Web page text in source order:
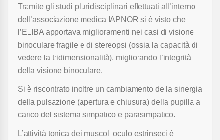
Tramite gli studi pluridisciplinari effettuati all’interno
dell’associazione medica IAPNOR si è visto che
l’ELIBA apportava miglioramenti nei casi di visione
binoculare fragile e di stereopsi (ossia la capacità di
vedere la tridimensionalità), migliorando l’integrità
della visione binoculare.
Si è riscontrato inoltre un cambiamento della sinergia
della pulsazione (apertura e chiusura) della pupilla a
carico del sistema simpatico e parasimpatico.
L’attività tonica dei muscoli oculo estrinseci è